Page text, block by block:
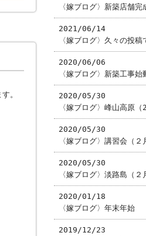
。
〈嫁ブログ〉新築店舗完
2021/06/14
〈嫁ブログ〉久々の投稿
2020/06/06
〈嫁ブログ〉新築工事始
2020/05/30
〈嫁ブログ〉峰山高原（2
2020/05/30
〈嫁ブログ〉講習会（２
2020/05/30
〈嫁ブログ〉淡路島（２
2020/01/18
〈嫁ブログ〉年末年始
2019/12/23